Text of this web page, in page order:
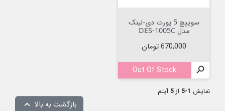
سوییچ 5 پورت دی-لینک
مدل DES-1005C
قیمت
670,000 تومان

Out Of Stock
نمایش 1-5 از 5آیتم
بازگشت به بالا 